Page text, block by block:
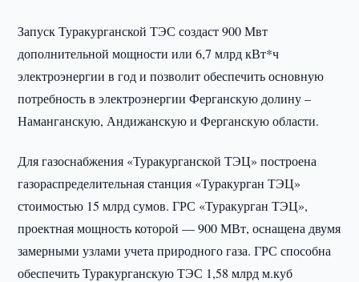
Запуск Туракурганской ТЭС создаст 900 Мвт
дополнительной мощности или 6,7 млрд кВт*ч
электроэнергии в год и позволит обеспечить основную
потребность в электроэнергии Ферганскую долину –
Наманганскую, Андижанскую и Ферганскую области.
Для газоснабжения «Туракурганской ТЭЦ» построена
газораспределительная станция «Туракурган ТЭЦ»
стоимостью 15 млрд сумов. ГРС «Туракурган ТЭЦ»,
проектная мощность которой — 900 МВт, оснащена двумя
замерными узлами учета природного газа. ГРС способна
обеспечить Туракурганскую ТЭС 1,58 млрд м.куб